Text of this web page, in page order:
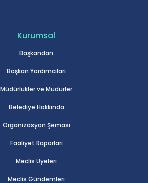
Kurumsal
Başkandan
Başkan Yardımcıları
Müdürlükler ve Müdürler
Belediye Hakkında
Organizasyon Şeması
Faaliyet Raporları
Meclis Üyeleri
Meclis Gündemleri